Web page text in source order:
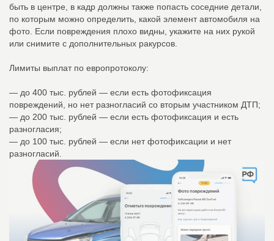
быть в центре, в кадр должны также попасть соседние детали,
по которым можно определить, какой элемент автомобиля на
фото. Если повреждения плохо видны, укажите на них рукой
или снимите с дополнительных ракурсов.
Лимиты выплат по европротоколу:
— до 400 тыс. рублей — если есть фотофиксация
повреждений, но нет разногласий со вторым участником ДТП;
— до 200 тыс. рублей — если есть фотофиксация и есть
разногласия;
— до 100 тыс. рублей — если нет фотофиксации и нет
разногласий.